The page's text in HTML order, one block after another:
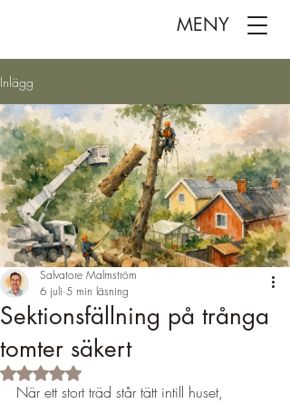
MENY
Inlägg
Sektionsfällning på trånga
tomter säkert
Salvatore Malmström
6 juli 5 min läsning
Betygsatt till NaN av 5 stjärnor.
När ett stort träd står tätt intill huset,